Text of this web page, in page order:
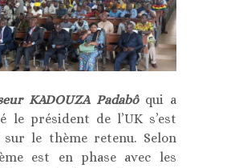
KADOUZA Padabô qui a
le président de l’UK s’est
sur le thème retenu. Selon
est en phase avec les